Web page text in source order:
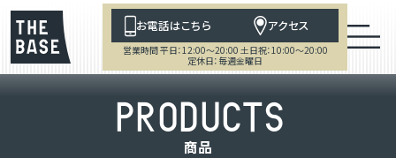
お電話はこちら アクセス
営業時間 平日：12:00～20:00 土日祝：10:00～20:00
定休日：毎週金曜日
PRODUCTS
商品